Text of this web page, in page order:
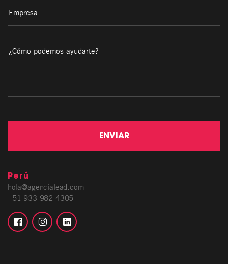
Perú
hola@agencialead.com
+51 933 982 4305